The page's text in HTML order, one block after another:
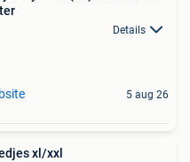
Details
5 aug 26
xl/xxl